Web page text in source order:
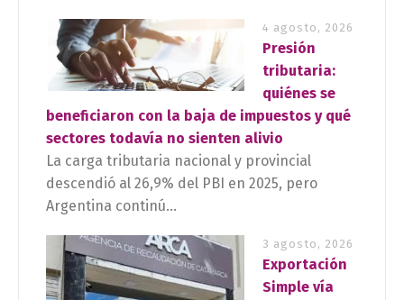
4 agosto, 2026
Presión
tributaria:
quiénes se
beneficiaron con la baja de impuestos y qué
sectores todavía no sienten alivio
La carga tributaria nacional y provincial
descendió al 26,9% del PBI en 2025, pero
Argentina continú...
3 agosto, 2026
Exportación
Simple vía